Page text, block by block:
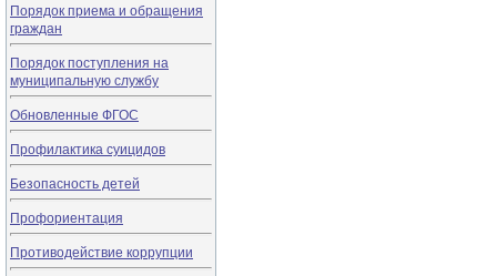
Порядок приема и обращения
граждан
Порядок поступления на
муниципальную службу
Обновленные ФГОС
Профилактика суицидов
Безопасность детей
Профориентация
Противодействие коррупции